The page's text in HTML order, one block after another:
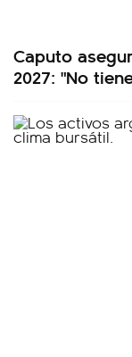
Caputo
2027: "No